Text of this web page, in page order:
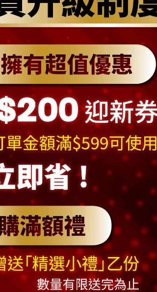
的吊飾已替您搭配好,無須另外採購,非常適
冬季耶誕歡樂氣氛
項]
左右
出貨時已搭配完畢 無須自行組裝)
換相同色系搭配商品配件飾品之權利。
2 公分上下為合理範圍(例如: 16"花圈為